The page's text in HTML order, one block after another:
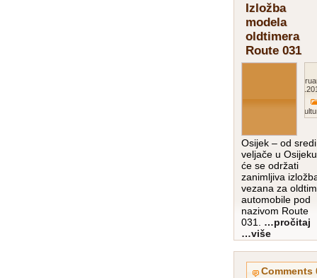
Izložba
modela
oldtimera
Route 031
Osijek – od
veljače u Osijeku
će se održati
zanimljiva
vezana za
automobile pod
nazivom Route
031. …pročitaj
više…
0